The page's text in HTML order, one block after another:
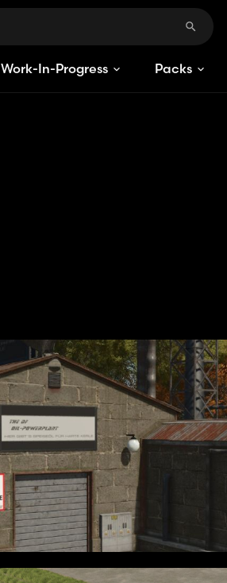
Work-In-Progress Packs